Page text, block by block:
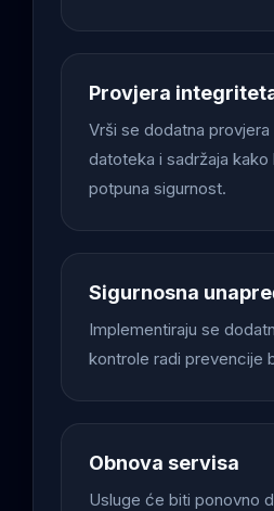
Provjera
Vrši se dodatna provjera
datoteka i sadržaja kako
potpuna sigurnost.
Sigurnosna
Implementiraju se
kontrole radi prevencije
Obnova servisa
Usluge će biti ponovno